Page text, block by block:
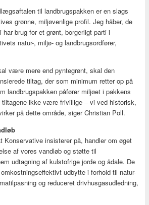
til landbrugspakken er en slags
grønne, miljøvenlige profil. Jeg håber, de
brug for et grønt, borgerligt parti i
natur-, miljø- og landbrugsordfører,
være mere end pyntegrønt, skal den
tiltag, der som minimum retter op på
landbrugspakken påfører miljøet i pakkens
ikke være frivillige – vi ved historisk,
på dette område, siger Christian Poll.
Konservative insisterer på, handler om øget
af vores vandløb og støtte til
udtagning af kulstofrige jorde og ådale. De
udbytte i forhold til natur-
og reduceret drivhusgasudledning,